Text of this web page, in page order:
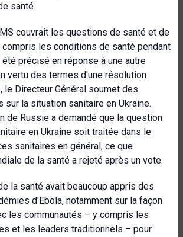
santé.
couvrait les questions de santé et de
compris les conditions de santé pendant
précisé en réponse à une autre
vertu des termes d'une résolution
le Directeur Général soumet des
la situation sanitaire en Ukraine.
de Russie a demandé que la question
en Ukraine soit traitée dans le
sanitaires en général, ce que
de la santé a rejeté après un vote.
la santé avait beaucoup appris des
d'Ebola, notamment sur la façon
les communautés – y compris les
et les leaders traditionnels – pour